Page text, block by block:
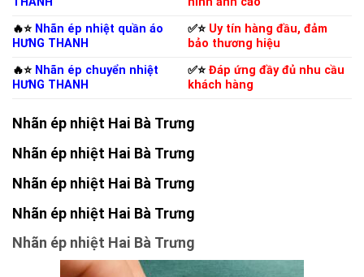
🔥⭐️ Nhãn ép nhiệt quần áo
HƯNG THANH
✅⭐️ Uy tín hàng đầu, đảm
bảo thương hiệu
🔥⭐️ Nhãn ép chuyển nhiệt
HƯNG THANH
✅⭐️Đáp ứng đầy đủ nhu cầu
khách hàng
Nhãn ép nhiệt Hai Bà Trưng
Nhãn ép nhiệt Hai Bà Trưng
Nhãn ép nhiệt Hai Bà Trưng
Nhãn ép nhiệt Hai Bà Trưng
Nhãn ép nhiệt Hai Bà Trưng